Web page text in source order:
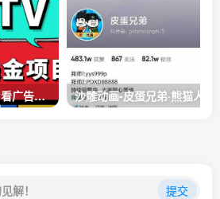
外面卖1999的Loot.tv看广告撸美金项目，号称月入轻松4000【详细教程+上车资源渠道】
解！ 提交